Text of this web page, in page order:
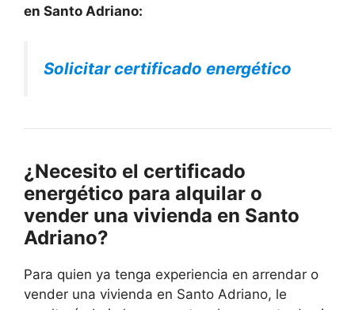
en Santo Adriano:
Solicitar certificado energético
¿Necesito el certificado
energético para alquilar o
vender una vivienda en Santo
Adriano?
Para quien ya tenga experiencia en arrendar o
vender una vivienda en Santo Adriano, le